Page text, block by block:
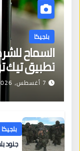
بلجيكا
السماح
تطبيق تيك
7 أغسطس، 2026
بلجيكا
جنود